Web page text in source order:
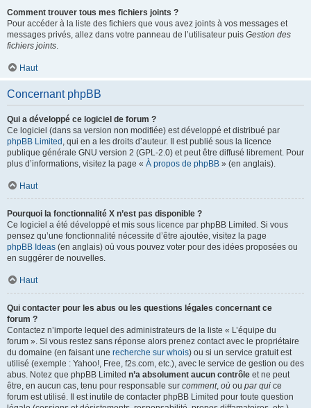
Comment trouver tous mes fichiers joints ?
Pour accéder à la liste des fichiers que vous avez joints à vos messages et
messages privés, allez dans votre panneau de l’utilisateur puis Gestion des
fichiers joints.
Haut
Concernant phpBB
Qui a développé ce logiciel de forum ?
Ce logiciel (dans sa version non modifiée) est développé et distribué par
phpBB Limited , qui en a les droits d’auteur. Il est publié sous la licence
publique générale GNU version 2 (GPL-2.0) et peut être diffusé librement. Pour
plus d’informations, visitez la page « À propos de phpBB » (en anglais).
Haut
Pourquoi la fonctionnalité X n’est pas disponible ?
Ce logiciel a été développé et mis sous licence par phpBB Limited. Si vous
pensez qu’une fonctionnalité nécessite d’être ajoutée, visitez la page
phpBB Ideas (en anglais) où vous pouvez voter pour des idées proposées ou
en suggérer de nouvelles.
Haut
Qui contacter pour les abus ou les questions légales concernant ce
forum ?
Contactez n’importe lequel des administrateurs de la liste « L’équipe du
forum ». Si vous restez sans réponse alors prenez contact avec le propriétaire
du domaine (en faisant une recherche sur whois) ou si un service gratuit est
utilisé (exemple : Yahoo!, Free, f2s.com, etc.), avec le service de gestion ou des
abus. Notez que phpBB Limited n’a absolument aucun contrôle et ne peut
être, en aucun cas, tenu pour responsable sur comment, où ou par qui ce
forum est utilisé. Il est inutile de contacter phpBB Limited pour toute question